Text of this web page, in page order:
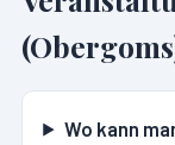
Wo kann